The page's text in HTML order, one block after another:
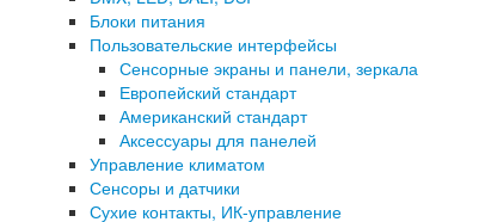
Блоки питания
Пользовательские интерфейсы
Сенсорные экраны и панели, зеркала
Европейский стандарт
Американский стандарт
Аксессуары для панелей
Управление климатом
Сенсоры и датчики
Сухие контакты, ИК-управление